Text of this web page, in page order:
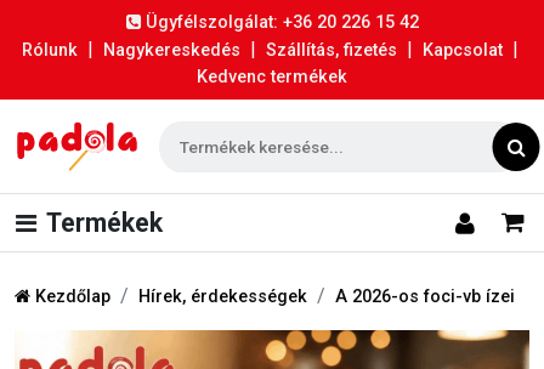
Ügyfélszolgálat: +36 20 226 15 42
Rólunk | Nagykereskedés | Szállítás, fizetés | Kapcsolat |
Kedvenc termékek
Termékek
Kezdőlap Hírek, érdekességek A 2026-os foci-vb ízei